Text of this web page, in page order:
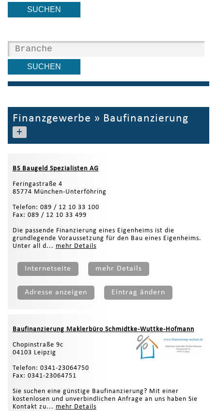
Finanzgewerbe » Baufinanzierung
+
BS Baugeld Spezialisten AG
Feringastraße 4
85774 München-Unterföhring
Telefon: 089 / 12 10 33 100
Fax: 089 / 12 10 33 499
Die passende Finanzierung eines Eigenheims ist die
grundlegende Voraussetzung für den Bau eines Eigenheims.
Unter all d... mehr Details
Internetseite mehr Details
Adresse anzeigen Eintrag ändern
Baufinanzierung Maklerbüro Schmidtke-Wuttke-Hofmann
Chopinstraße 9c
04103 Leipzig
Telefon: 0341-23064750
Fax: 0341-23064751
Sie suchen eine günstige Baufinanzierung? Mit einer
kostenlosen und unverbindlichen Anfrage an uns haben Sie
Kontakt zu... mehr Details